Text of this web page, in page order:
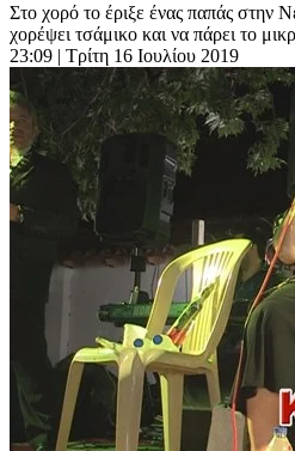
Στο χορό το έριξε ένας παπάς στην
χορέψει τσάμικο και να πάρει το
23:09 | Τρίτη 16 Ιουλίου 2019